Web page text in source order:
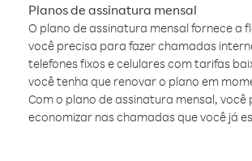
Planos de assinatura mensal
O plano de assinatura mensal fornece a
você precisa para fazer chamadas
telefones fixos e celulares com tarifas
você tenha que renovar o plano em
Com o plano de assinatura mensal, você
economizar nas chamadas que você já